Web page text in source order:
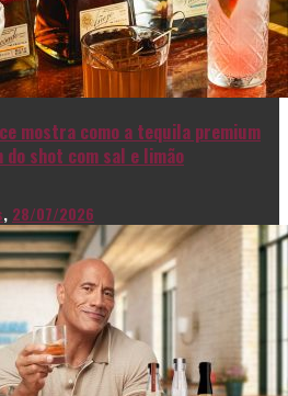
mostra como a tequila premium
shot com sal e limão
, 28/07/2026